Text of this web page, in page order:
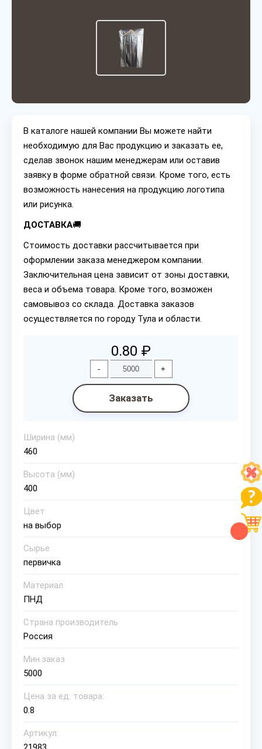
В каталоге нашей компании Вы можете найти
необходимую для Вас продукцию и заказать ее,
сделав звонок нашим менеджерам или оставив
заявку в форме обратной связи. Кроме того, есть
возможность нанесения на продукцию логотипа
или рисунка.
ДОСТАВКА🚚
Стоимость доставки рассчитывается при
оформлении заказа менеджером компании.
Заключительная цена зависит от зоны доставки,
веса и объема товара. Кроме того, возможен
самовывоз со склада. Доставка заказов
осуществляется по городу Тула и области.
0.80 ₽
- +
Заказать
Ширина (мм)
460
Высота (мм)
400
Цвет
на выбор
Сырье
первичка
Материал
ПНД
Страна производитель
Россия
Мин.заказ
5000
Цена за ед. товара:
0.8
Артикул: